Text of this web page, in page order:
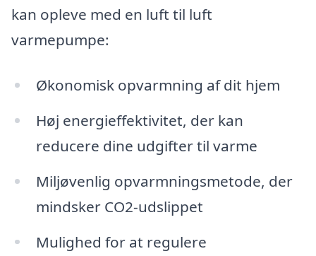
kan opleve med en luft til luft
varmepumpe:
Økonomisk opvarmning af dit hjem
Høj energieffektivitet, der kan
reducere dine udgifter til varme
Miljøvenlig opvarmningsmetode, der
mindsker CO2-udslippet
Mulighed for at regulere